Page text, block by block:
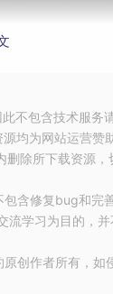
不包含技术服务
均为网站运营赞
除所下载资源
含修复bug和完
学习为目的，
创作者所有，